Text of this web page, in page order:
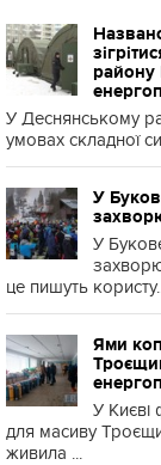
району
У Деснянському
умовах складної
У
У
це пишуть
Ями
У
для масиву
живила ...